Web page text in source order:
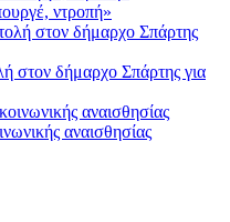
ντροπή»
στον δήμαρχο Σπάρτης για
αναισθησίας